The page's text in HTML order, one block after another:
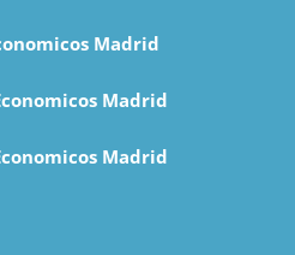
Madrid
Madrid
Madrid